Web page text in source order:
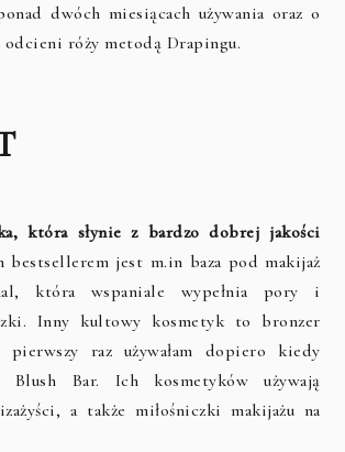
dwóch miesiącach używania oraz o
odcieni róży metodą Drapingu.
która słynie z bardzo dobrej jakości
bestsellerem jest m.in baza pod makijaż
która wspaniale wypełnia pory i
Inny kultowy kosmetyk to bronzer
raz używałam dopiero kiedy
Blush Bar. Ich kosmetyków używają
a także miłośniczki makijażu na